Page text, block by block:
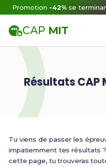
Promotion -42%se
CAP MIT
Résultats CAP
Tu viens de passer les
impatiemment tes résultats
cette page, tu trouveras